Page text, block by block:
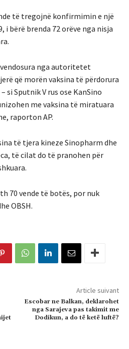
të tregojnë konfirmimin e një
i bërë brenda 72 orëve nga nisja
nga autoritetet
që morën vaksina të përdorura
si Sputnik V rus ose KanSino
me vaksina të miratuara
raporton AP.
të tjera kineze Sinopharm dhe
të cilat do të pranohen për
70 vende të botës, por nuk
OBSH.
Article suivant
Escobar ne Balkan, deklarohet
nga Sarajeva pas takimit me
Dodikun, a do të ketë luftë?